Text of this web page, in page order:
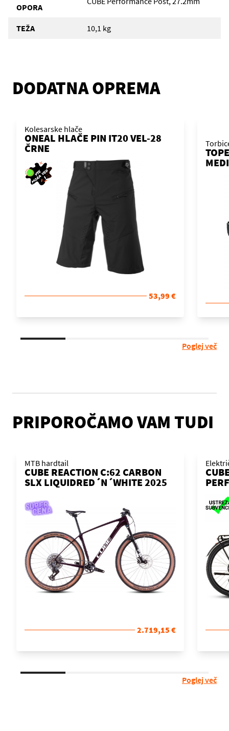
OPORA
TEŽA 10,1 kg
DODATNA OPREMA
Kolesarske hlače
ONEAL HLAČE PIN IT20 VEL-28
ČRNE
53,99 €
Poglej več
PRIPOROČAMO VAM TUDI
MTB hardtail
CUBE REACTION C:62 CARBON
SLX LIQUIDRED´N´WHITE 2025
2.719,15 €
Poglej več